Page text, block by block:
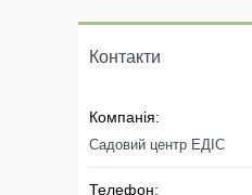
Контакти
Садовий центр ЕДІС